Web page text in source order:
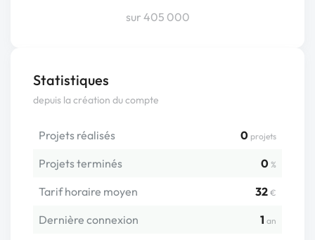
sur 405 000
Statistiques
depuis la création du compte
Projets réalisés 0 projets
Projets terminés 0 %
Tarif horaire moyen 32 €
Dernière connexion 1 an